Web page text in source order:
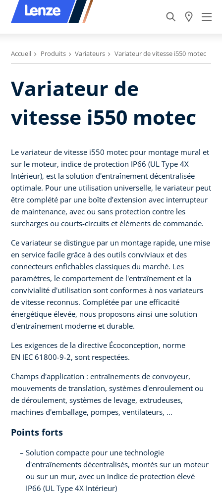
Accueil Produits Variateurs Variateur de vitesse i550 motec
Variateur de
vitesse i550 motec
Le variateur de vitesse i550 motec pour montage mural et
sur le moteur, indice de protection IP66 (UL Type 4X
Intérieur), est la solution d'entraînement décentralisée
optimale. Pour une utilisation universelle, le variateur peut
être complété par une boîte d’extension avec interrupteur
de maintenance, avec ou sans protection contre les
surcharges ou courts-circuits et éléments de commande.
Ce variateur se distingue par un montage rapide, une mise
en service facile grâce à des outils conviviaux et des
connecteurs enfichables classiques du marché. Les
paramètres, le comportement de l'entraînement et la
convivialité d'utilisation sont conformes à nos variateurs
de vitesse reconnus. Complétée par une efficacité
énergétique élevée, nous proposons ainsi une solution
d'entraînement moderne et durable.
Les exigences de la directive Écoconception, norme
EN IEC 61800-9-2, sont respectées.
Champs d'application : entraînements de convoyeur,
mouvements de translation, systèmes d'enroulement ou
de déroulement, systèmes de levage, extrudeuses,
machines d'emballage, pompes, ventilateurs, ...
Points forts
Solution compacte pour une technologie
d'entraînements décentralisés, montés sur un moteur
ou sur un mur, avec un indice de protection élevé
IP66 (UL Type 4X Intérieur)